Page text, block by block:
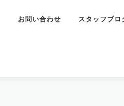
お問い合わせ スタッフブロ